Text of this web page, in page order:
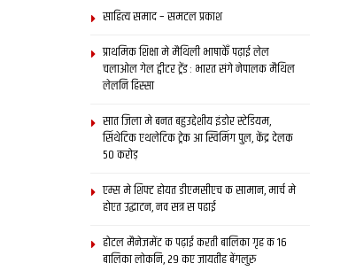
साहित्य समाद – समटल प्रकाश
प्राथमिक शि‍क्षा मे मैथि‍ली भाषाकेँ पढ़ाई लेल
चलाओल गेल ट्वीटर ट्रेंड : भारत संगे नेपालक मैथिल
लेलनि हिस्सा
सात जिला मे बनत बहुउद्देशीय इंडोर स्‍टेडि‍यम,
सिंथेटिक एथलेटिक ट्रेक आ स्विमिंग पुल, केंद्र देलक
50 करोड़
एम्स मे शिफ्ट होयत डीएमसीएच क सामान, मार्च मे
होएत उद्घाटन, नव सत्र स पढाई
होटल मैनेजमेंट क पढ़ाई करती बालिका गृह क 16
बालिका लोकनि, 29 कए जायतीह बेंगलुरु